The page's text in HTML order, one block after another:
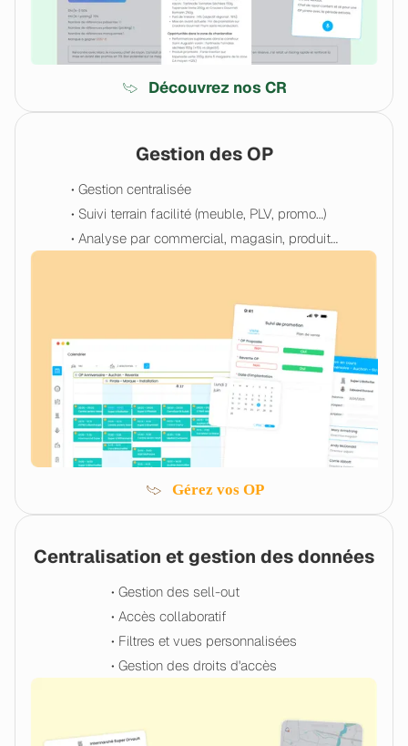
Gestion des OP
• Gestion centralisée
• Suivi terrain facilité (meuble, PLV, promo…)
• Analyse par commercial, magasin, produit…
Gérez vos OP
Découvrez nos CR
Centralisation et gestion des données
• Gestion des sell-out
• Accès collaboratif
• Filtres et vues personnalisées
• Gestion des droits d'accès